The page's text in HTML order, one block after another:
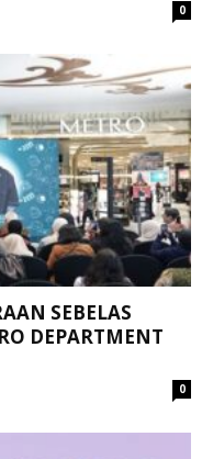
0
SEBELAS
DEPARTMENT
0